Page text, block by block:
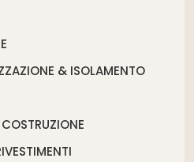
& ISOLAMENTO